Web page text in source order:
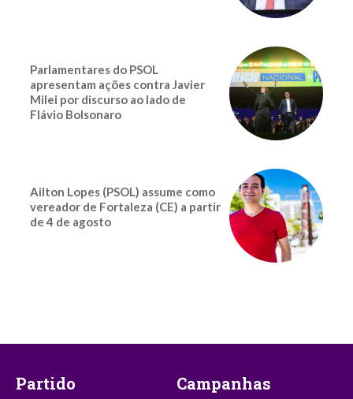
Parlamentares do PSOL
apresentam ações contra Javier
Milei por discurso ao lado de
Flávio Bolsonaro
Ailton Lopes (PSOL) assume como
vereador de Fortaleza (CE) a partir
de 4 de agosto
Partido Campanhas